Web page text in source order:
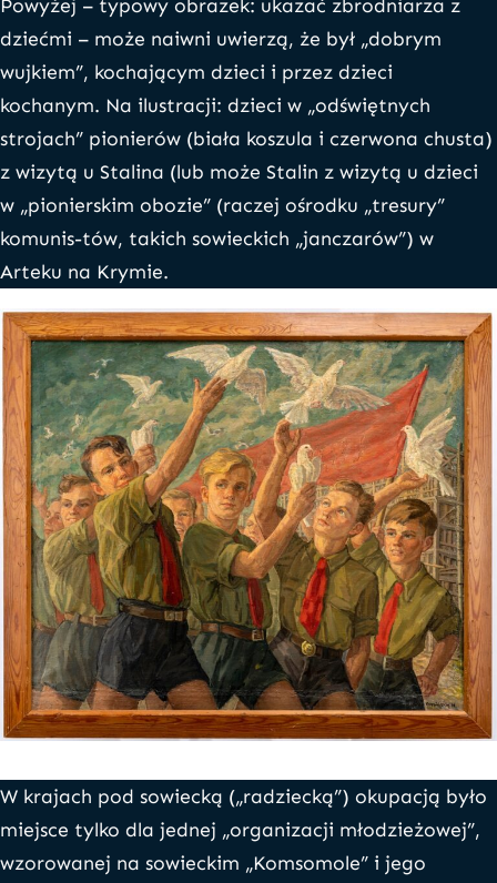
Powyżej – typowy obrazek: ukazać zbrodniarza z
dziećmi – może naiwni uwierzą, że był „dobrym
wujkiem”, kochającym dzieci i przez dzieci
kochanym. Na ilustracji: dzieci w „odświętnych
strojach” pionierów (biała koszula i czerwona chusta)
z wizytą u Stalina (lub może Stalin z wizytą u dzieci
w „pionierskim obozie” (raczej ośrodku „tresury”
komunis-tów, takich sowieckich „janczarów”) w
Arteku na Krymie.
W krajach pod sowiecką („radziecką”) okupacją było
miejsce tylko dla jednej „organizacji młodzieżowej”,
wzorowanej na sowieckim „Komsomole” i jego